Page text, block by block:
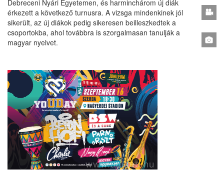
Debreceni Nyári Egyetemen, és harminchárom új diák
érkezett a következő turnusra. A vizsga mindenkinek jól
sikerült, az új diákok pedig sikeresen beilleszkedtek a
csoportokba, ahol továbbra is szorgalmasan tanulják a
magyar nyelvet.